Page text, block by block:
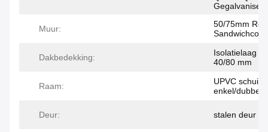
Muur:
50/75mm
Dakbedekking:
Isolatielaag
40/80 mm
Raam:
UPVC
enkel/dubbel
Deur: stalen deur